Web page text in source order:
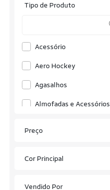
Tipo de Produto
Acessório
Aero Hockey
Agasalhos
Almofadas e Acessórios
Antivibradores
Preço
Cor Principal
Vendido Por